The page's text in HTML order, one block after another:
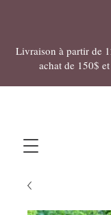
Livraison à partir de
achat de 150$